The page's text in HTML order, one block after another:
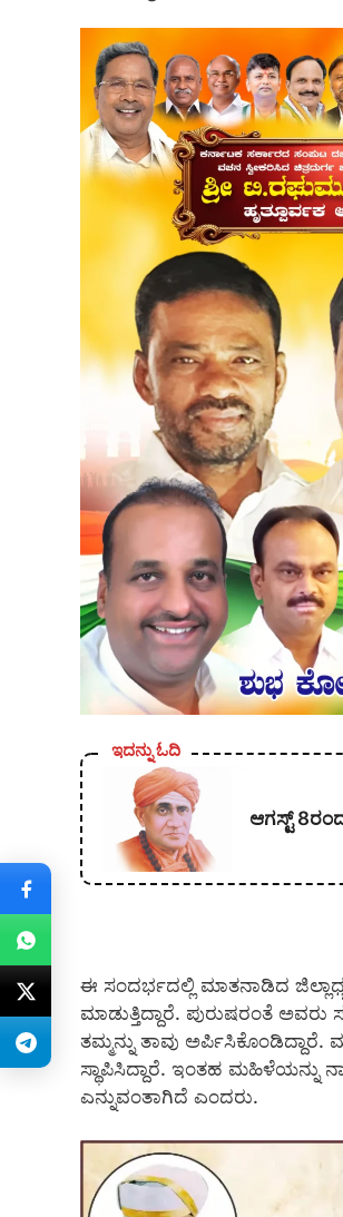
ಇದನ್ನು ಓದಿ
ಆಗಸ್ಟ್
ಈ ಸಂದರ್ಭದಲ್ಲಿ ಮಾತನಾಡಿದ
ಮಾಡುತ್ತಿದ್ದಾರೆ. ಪುರುಷರಂತೆ
ತಮ್ಮನ್ನು ತಾವು
ಸ್ಥಾಪಿಸಿದ್ದಾರೆ. ಇಂತಹ
ಎನ್ನುವಂತಾಗಿದೆ ಎಂದರು.